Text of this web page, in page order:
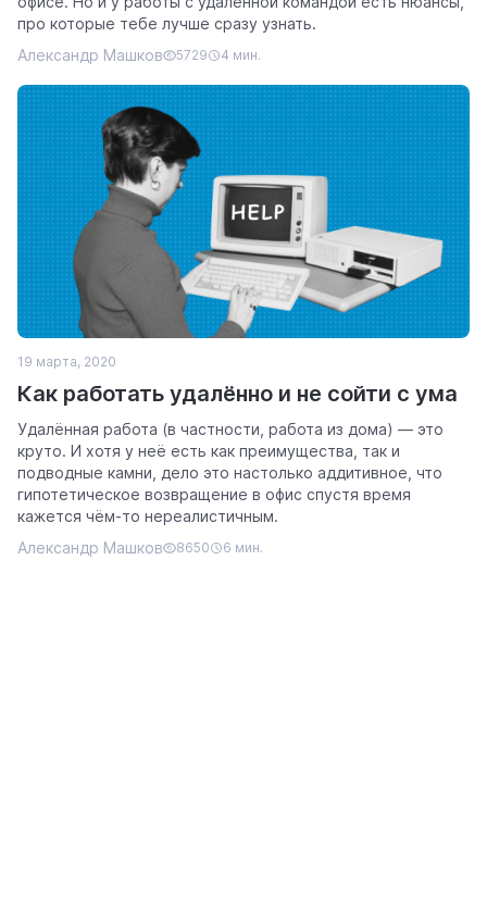
про которые тебе лучше сразу узнать.
Александр Машков
5729 4 мин.
19 марта, 2020
Как работать удалённо и не сойти с ума
Удалённая работа (в частности, работа из дома) — это
круто. И хотя у неё есть как преимущества, так и
подводные камни, дело это настолько аддитивное, что
гипотетическое возвращение в офис спустя время
кажется чём-то нереалистичным.
Александр Машков
8650 6 мин.